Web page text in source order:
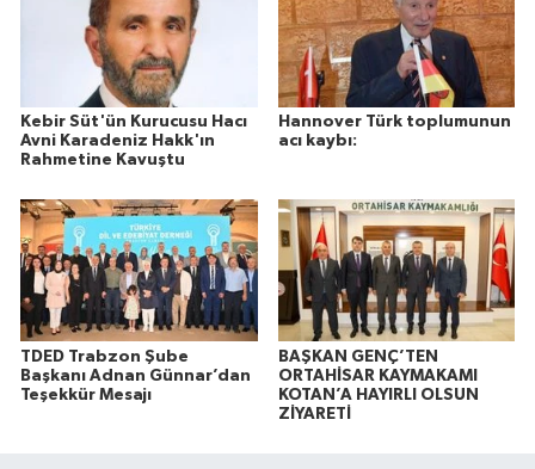
Kebir Süt'ün Kurucusu Hacı
Avni Karadeniz Hakk'ın
Rahmetine Kavuştu
Hannover Türk toplumunun
acı kaybı:
TDED Trabzon Şube
Başkanı Adnan Günnar’dan
Teşekkür Mesajı
BAŞKAN GENÇ’TEN
ORTAHİSAR KAYMAKAMI
KOTAN’A HAYIRLI OLSUN
ZİYARETİ